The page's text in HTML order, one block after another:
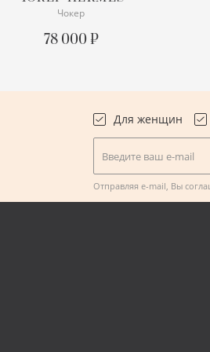
СОСТОЯНИЕ
Чокер
78 000 ₽
Для женщин
Введите ваш e-mail
Отправляя e-mail, Вы